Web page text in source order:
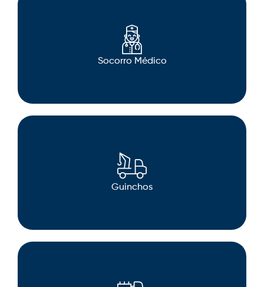
Socorro Médico
Guinchos